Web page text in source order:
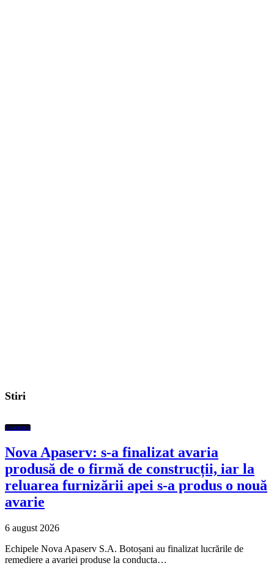
Stiri
Featured
Nova Apaserv: s-a finalizat avaria
produsă de o firmă de construcții, iar la
reluarea furnizării apei s-a produs o nouă
avarie
6 august 2026
Echipele Nova Apaserv S.A. Botoșani au finalizat lucrările de
remediere a avariei produse la conducta…